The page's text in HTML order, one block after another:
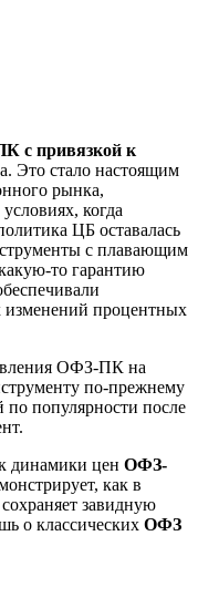
с привязкой к
Это стало настоящим
рынка,
когда
ЦБ оставалась
с плавающим
то гарантию
изменений процентных
ОФЗ-ПК на
по-прежнему
по популярности после
динамики цен ОФЗ-
как в
завидную
о классических ОФЗ